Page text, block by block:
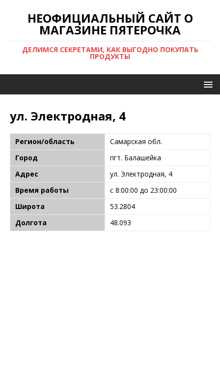
НЕОФИЦИАЛЬНЫЙ САЙТ О
МАГАЗИНЕ ПЯТЕРОЧКА
ДЕЛИМСЯ СЕКРЕТАМИ, КАК ВЫГОДНО ПОКУПАТЬ
ПРОДУКТЫ
ул. Электродная, 4
Регион/область
Самарская обл.
Город
пгт. Балашейка
Адрес
ул. Электродная, 4
Время работы
с 8:00:00 до 23:00:00
Широта
53.2804
Долгота
48.093